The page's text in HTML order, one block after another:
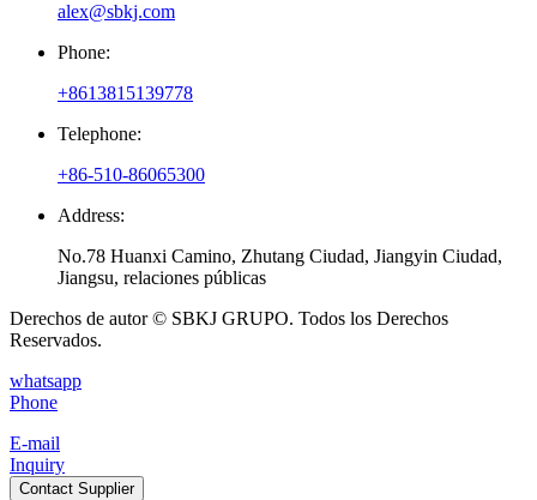
alex@sbkj.com
Phone:
+8613815139778
Telephone:
+86-510-86065300
Address:
No.78 Huanxi Camino, Zhutang Ciudad, Jiangyin Ciudad,
Jiangsu, relaciones públicas
Derechos de autor © SBKJ GRUPO. Todos los Derechos
Reservados.
whatsapp
Phone
E-mail
Inquiry
Contact Supplier